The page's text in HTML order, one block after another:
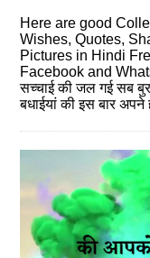
Here are good
Wishes, Quotes,
Pictures in Hindi
Facebook and
सच्‍चाई की जल गई सब
बधाईयां की इस बार